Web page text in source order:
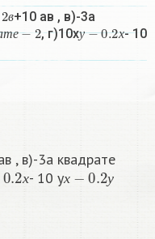
в
в +10 ав , в)-3а
т е
ате 2 , г)10х у х
у−0.2 х - 10
, в)-3а квадрате
х
х - 10 ух у
х−0.2у